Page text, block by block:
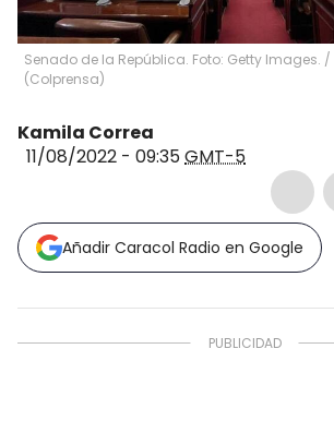
Senado de la República. Foto: Getty Images. /
(Colprensa)
Kamila Correa
11/08/2022 - 09:35GMT-5
Añadir Caracol Radio en Google